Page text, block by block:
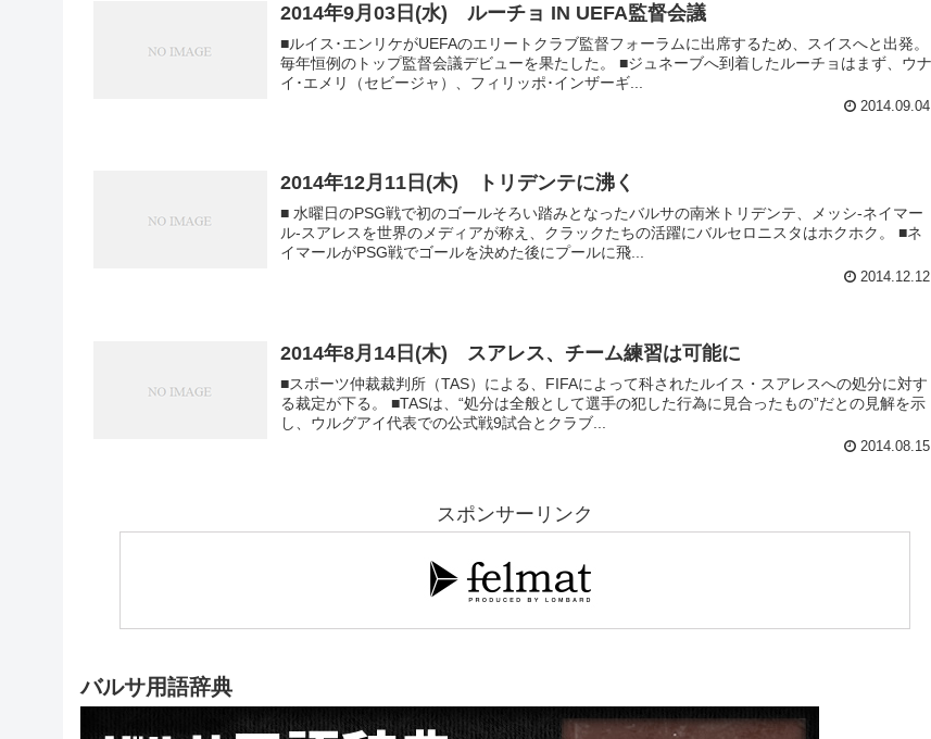
2014年9月03日(水) ルーチョ IN UEFA監督会議
■ルイス･エンリケがUEFAのエリートクラブ監督フォーラムに出席するため、スイスへと出発。
毎年恒例のトップ監督会議デビューを果たした。 ■ジュネーブへ到着したルーチョはまず、ウナ
イ･エメリ（セビージャ）、フィリッポ･インザーギ...
2014.09.04
2014年12月11日(木) トリデンテに沸く
■ 水曜日のPSG戦で初のゴールそろい踏みとなったバルサの南米トリデンテ、メッシ-ネイマー
ル-スアレスを世界のメディアが称え、クラックたちの活躍にバルセロニスタはホクホク。 ■ネ
イマールがPSG戦でゴールを決めた後にプールに飛...
2014.12.12
2014年8月14日(木) スアレス、チーム練習は可能に
■スポーツ仲裁裁判所（TAS）による、FIFAによって科されたルイス・スアレスへの処分に対す
る裁定が下る。 ■TASは、“処分は全般として選手の犯した行為に見合ったもの”だとの見解を示
し、ウルグアイ代表での公式戦9試合とクラブ...
2014.08.15
スポンサーリンク
バルサ用語辞典